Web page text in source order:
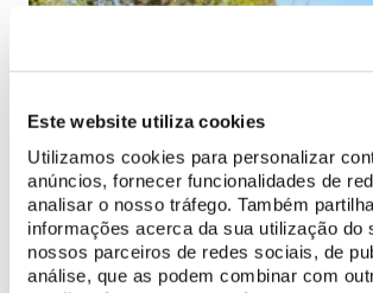
Este website utiliza cookies
Utilizamos cookies para personalizar
anúncios, fornecer funcionalidades de
analisar o nosso tráfego. Também
informações acerca da sua utilização do
nossos parceiros de redes sociais, de
análise, que as podem combinar com